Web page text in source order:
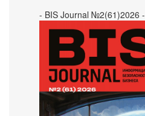
- BIS Journal №2(61)2026 -